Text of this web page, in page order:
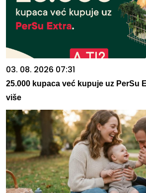
03. 08. 2026 07:31
25.000 kupaca već kupuje uz PerSu
više